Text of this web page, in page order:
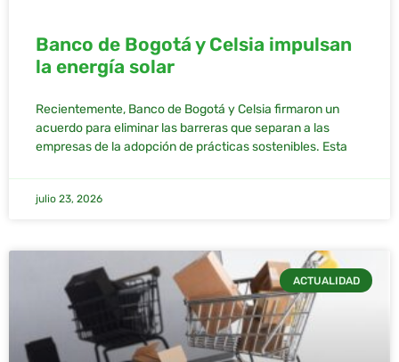
Banco de Bogotá y Celsia impulsan
la energía solar
Recientemente, Banco de Bogotá y Celsia firmaron un
acuerdo para eliminar las barreras que separan a las
empresas de la adopción de prácticas sostenibles. Esta
julio 23, 2026
ACTUALIDAD